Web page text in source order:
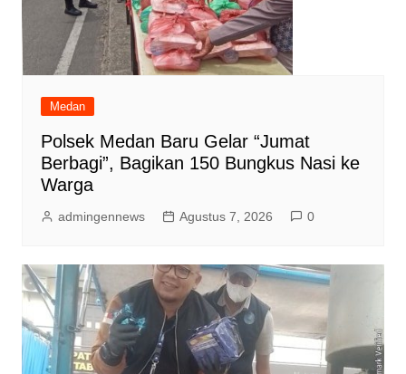
Medan
Polsek Medan Baru Gelar “Jumat
Berbagi”, Bagikan 150 Bungkus Nasi ke
Warga
admingennews Agustus 7, 2026 0